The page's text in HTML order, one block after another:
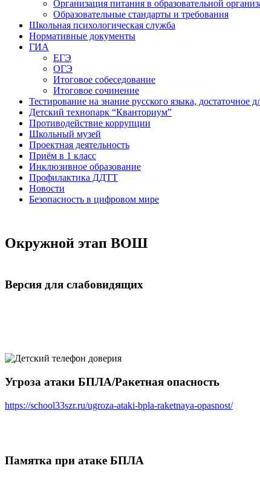
Организация питания в образовательной
Образовательные стандарты и требования
Школьная психологическая служба
Нормативные документы
ГИА
ЕГЭ
ОГЭ
Итоговое собеседование
Итоговое сочинение
Тестирование на знание русского языка,
Детский технопарк “Кванториум”
Противодействие коррупции
Школьный музей
Проектная деятельность
Приём в 1 класс
Инклюзивное образование
Профилактика ДДТТ
Новости
Безопасность в цифровом мире
Окружной этап ВОШ
Версия для слабовидящих
Угроза атаки БПЛА/Ракетная опасность
https://school33szr.ru/ugroza-ataki-bpla-raketnaya-opasnost/
Памятка при атаке БПЛА